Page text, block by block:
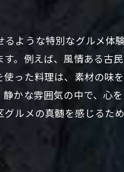
ルメツアー
のペアリング
しむ夜の比永城町
おもてなしが光る京都市
が詰まった一皿
ような特別なグルメ体
。例えば、風情ある古
った料理は、素材の味
かな雰囲気の中で、心
ルメの真髄を感じる